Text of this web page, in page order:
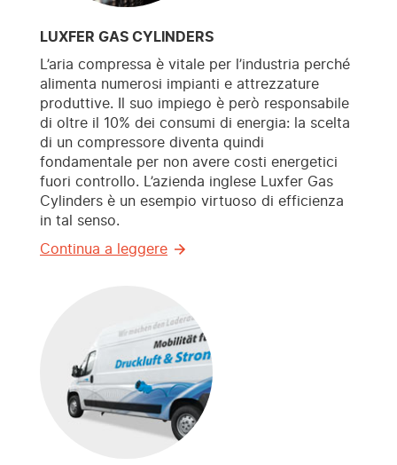
LUXFER GAS CYLINDERS
L’aria compressa è vitale per l’industria perché
alimenta numerosi impianti e attrezzature
produttive. Il suo impiego è però responsabile
di oltre il 10% dei consumi di energia: la scelta
di un compressore diventa quindi
fondamentale per non avere costi energetici
fuori controllo. L’azienda inglese Luxfer Gas
Cylinders è un esempio virtuoso di efficienza
in tal senso.
Continua a leggere